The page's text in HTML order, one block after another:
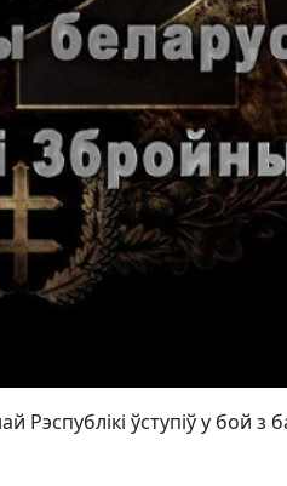
ўступіў у бой з